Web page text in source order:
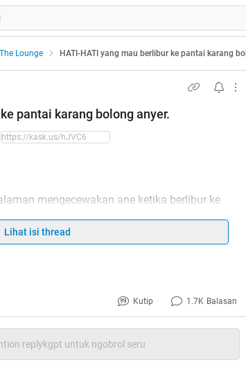
The Lounge HATI-HATI yang mau berlibur ke pantai karang
pantai karang bolong anyer.
mengecewakan ane ketika berlibur ke
ini berlangsung pada tanggal 1 maret 2014
liburan ke pantai karang bolong se usai kerja
gan. setelah itu temen ane laper dan pengen
musolah persis.
warungnya ngasih menu,
Lihat isi thread
Kutip 1.7K Balasan
replykgpt untuk ngobrol seru